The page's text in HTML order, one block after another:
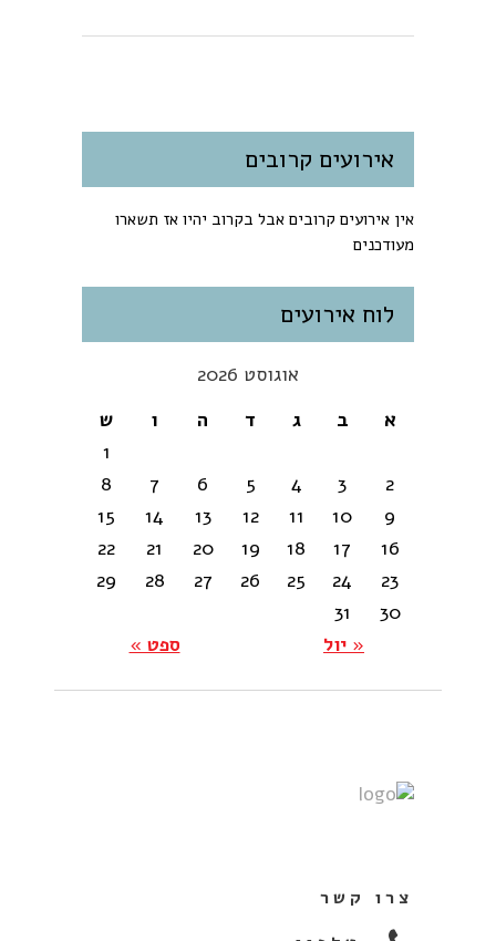
אירועים קרובים
אין אירועים קרובים אבל בקרוב יהיו אז תשארו
מעודכנים
לוח אירועים
אוגוסט 2026
א
ב ג ד ה ו
ש
1
2
3
4
5
6
7
8
9
10
11
12
13
14
15
16
17
18
19
20
21
22
23
24
25
26
27
28
29
30
31
« יול ספט »
צרו קשר